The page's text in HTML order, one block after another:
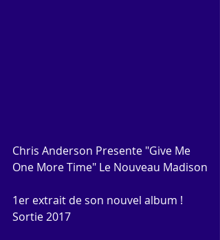
Chris Anderson Presente "Give Me
One More Time" Le Nouveau Madison
1er extrait de son nouvel album !
Sortie 2017